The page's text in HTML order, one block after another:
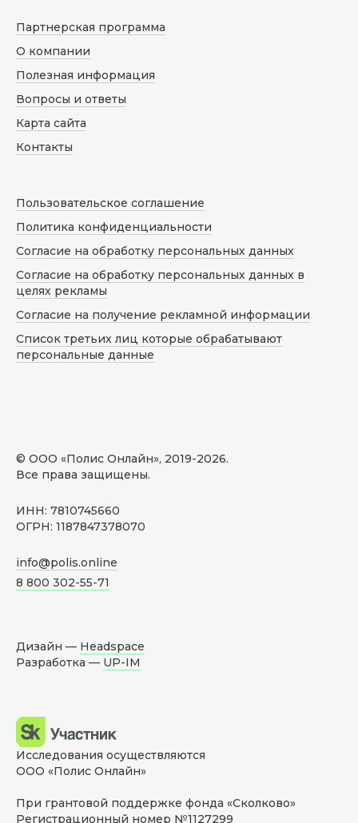
© ООО «Полис Онлайн», 2019-2026.
Все права защищены.
ИНН: 7810745660
ОГРН: 1187847378070
info@polis.online
8 800 302-55-71
Партнерская программа
О компании
Полезная информация
Вопросы и ответы
Карта сайта
Контакты
Пользовательское соглашение
Политика конфиденциальности
Согласие на обработку персональных данных
Согласие на обработку персональных данных в
целях рекламы
Согласие на получение рекламной информации
Список третьих лиц которые обрабатывают
персональные данные
Дизайн — Headspace
Разработка — UP-IM
Исследования осуществляются
ООО «Полис Онлайн»
При грантовой поддержке фонда «Сколково»
Регистрационный номер №1127299